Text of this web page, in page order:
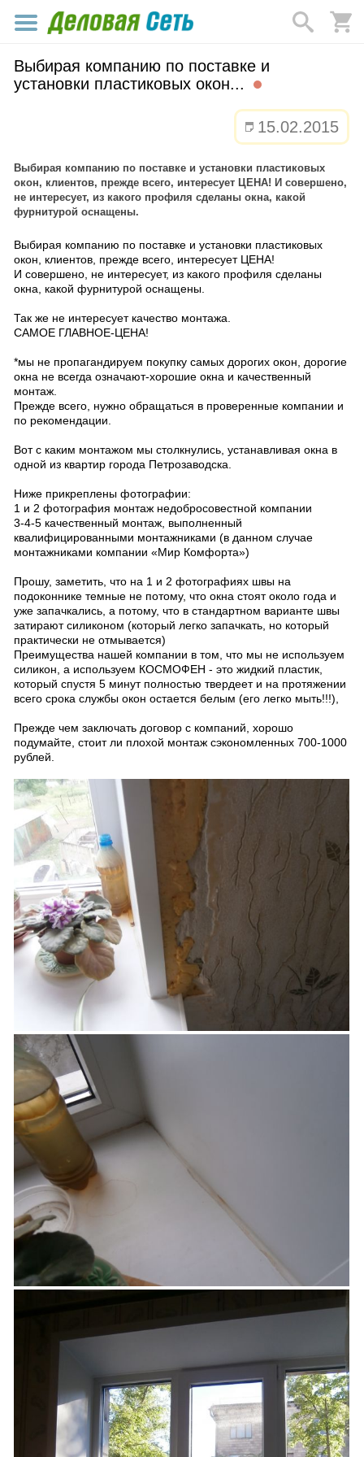
Выбирая компанию по поставке и
установки пластиковых окон...
15.02.2015
Выбирая компанию по поставке и установки пластиковых
окон, клиентов, прежде всего, интересует ЦЕНА! И совершено,
не интересует, из какого профиля сделаны окна, какой
фурнитурой оснащены.
Выбирая компанию по поставке и установки пластиковых
окон, клиентов, прежде всего, интересует ЦЕНА!
И совершено, не интересует, из какого профиля сделаны
окна, какой фурнитурой оснащены.
Так же не интересует качество монтажа.
САМОЕ ГЛАВНОЕ-ЦЕНА!
*мы не пропагандируем покупку самых дорогих окон, дорогие
окна не всегда означают-хорошие окна и качественный
монтаж.
Прежде всего, нужно обращаться в проверенные компании и
по рекомендации.
Вот с каким монтажом мы столкнулись, устанавливая окна в
одной из квартир города Петрозаводска.
Ниже прикреплены фотографии:
1 и 2 фотография монтаж недобросовестной компании
3-4-5 качественный монтаж, выполненный
квалифицированными монтажниками (в данном случае
монтажниками компании «Мир Комфорта»)
Прошу, заметить, что на 1 и 2 фотографиях швы на
подоконнике темные не потому, что окна стоят около года и
уже запачкались, а потому, что в стандартном варианте швы
затирают силиконом (который легко запачкать, но который
практически не отмывается)
Преимущества нашей компании в том, что мы не используем
силикон, а используем КОСМОФЕН - это жидкий пластик,
который спустя 5 минут полностью твердеет и на протяжении
всего срока службы окон остается белым (его легко мыть!!!),
Прежде чем заключать договор с компаний, хорошо
подумайте, стоит ли плохой монтаж сэкономленных 700-1000
рублей.